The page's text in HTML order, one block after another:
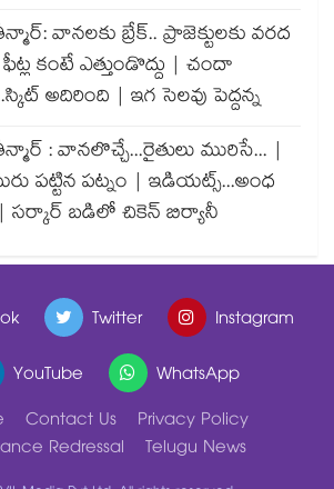
వానలకు బ్రేక్.. ప్రాజెక్టులకు వరద
కంటే ఎత్తుండొద్దు | చందా
అదిరింది | ఇగ సెలవు పెద్దన్న
: వానలొచ్చే...రైతులు మురిసే... |
పట్టిన పట్నం | ఇడియట్స్...అంధ
| సర్కార్ బడిలో చికెన్ బిర్యానీ
Twitter
Instagram
YouTube
WhatsApp
Contact Us
Privacy Policy
Redressal
Telugu News